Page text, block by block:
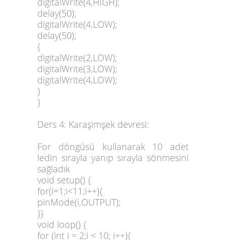
delay(50);
digitalWrite(4,LOW);
delay(50);
{
digitalWrite(2,LOW);
digitalWrite(3,LOW);
digitalWrite(4,LOW);
}
}
Ders 4: Karaşimşek devresi:
For döngüsü kullanarak 10 adet
ledin sırayla yanıp sırayla sönmesini
sağladık
void setup() {
for(i=1;i<11;i++){
pinMode(i,OUTPUT);
}}
void loop() {
for (int i = 2;i < 10; i++){